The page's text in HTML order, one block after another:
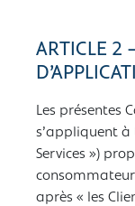
ARTICLE 2
Les présentes
s’appliquent à
Services »)
après « les